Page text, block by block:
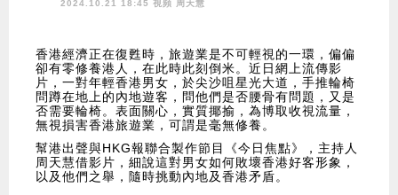
2024.10.21 18:45 視頻 周天慧
香港經濟正在復甦時，旅遊業是不可輕視的一環，偏偏
卻有零修養港人，在此時此刻倒米。近日網上流傳影
片，一對年輕香港男女，於尖沙咀星光大道，手推輪椅
問蹲在地上的內地遊客，問他們是否腰骨有問題，又是
否需要輪椅。表面關心，實質揶揄，為博取收視流量，
無視損害香港旅遊業，可謂是毫無修養。
幫港出聲與HKG報聯合製作節目《今日焦點》，主持人
周天慧借影片，細說這對男女如何敗壞香港好客形象，
以及他們之舉，隨時挑動內地及香港矛盾。